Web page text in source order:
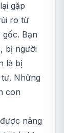
gặp
ro từ
Bạn
bị người
là bị
Những
con
nâng